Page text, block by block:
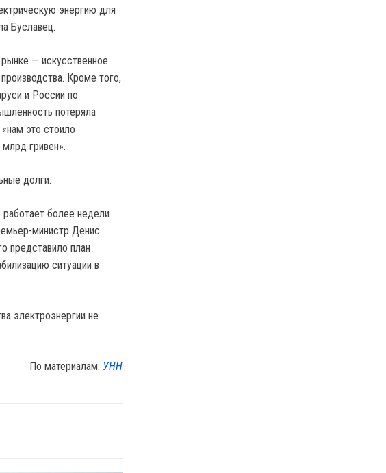
энергию для
Буславец.
— искусственное
Кроме того,
и России по
потеряла
это стоило
гривен».
долги.
более недели
министр Денис
представило план
ситуации в
электроэнергии не
По материалам: УНН